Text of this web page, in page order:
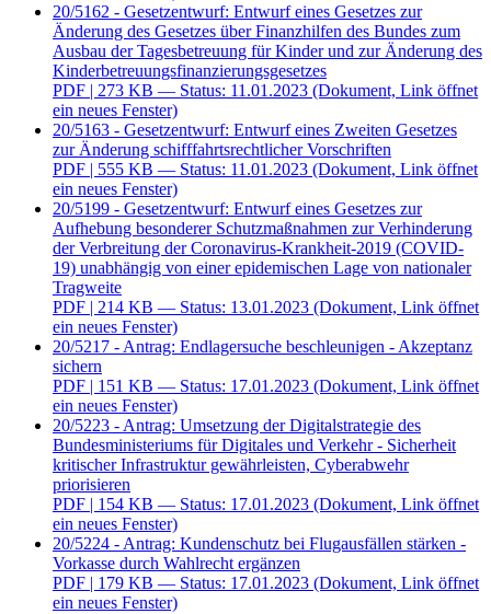
20/5162 - Gesetzentwurf: Entwurf eines Gesetzes zur
Änderung des Gesetzes über Finanzhilfen des Bundes zum
Ausbau der Tagesbetreuung für Kinder und zur Änderung des
Kinderbetreuungsfinanzierungsgesetzes
PDF | 273 KB — Status: 11.01.2023 (Dokument, Link öffnet
ein neues Fenster)
20/5163 - Gesetzentwurf: Entwurf eines Zweiten Gesetzes
zur Änderung schifffahrtsrechtlicher Vorschriften
PDF | 555 KB — Status: 11.01.2023 (Dokument, Link öffnet
ein neues Fenster)
20/5199 - Gesetzentwurf: Entwurf eines Gesetzes zur
Aufhebung besonderer Schutzmaßnahmen zur Verhinderung
der Verbreitung der Coronavirus-Krankheit-2019 (COVID-
19) unabhängig von einer epidemischen Lage von nationaler
Tragweite
PDF | 214 KB — Status: 13.01.2023 (Dokument, Link öffnet
ein neues Fenster)
20/5217 - Antrag: Endlagersuche beschleunigen - Akzeptanz
sichern
PDF | 151 KB — Status: 17.01.2023 (Dokument, Link öffnet
ein neues Fenster)
20/5223 - Antrag: Umsetzung der Digitalstrategie des
Bundesministeriums für Digitales und Verkehr - Sicherheit
kritischer Infrastruktur gewährleisten, Cyberabwehr
priorisieren
PDF | 154 KB — Status: 17.01.2023 (Dokument, Link öffnet
ein neues Fenster)
20/5224 - Antrag: Kundenschutz bei Flugausfällen stärken -
Vorkasse durch Wahlrecht ergänzen
PDF | 179 KB — Status: 17.01.2023 (Dokument, Link öffnet
ein neues Fenster)